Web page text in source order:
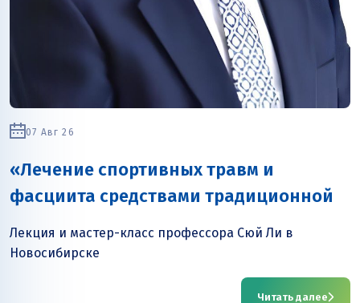
07 Авг 26
«Лечение спортивных травм и
фасциита средствами традиционной
китайской медицины»
Лекция и мастер-класс профессора Сюй Ли в
Новосибирске
Читать далее